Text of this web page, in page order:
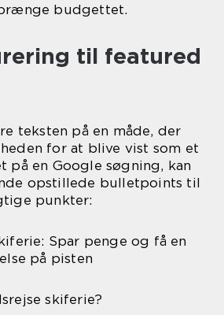
budgettet.
til featured
teksten på en måde, der
for at blive vist som et
på en Google søgning, kan
opstillede bulletpoints til
punkter:
Spar penge og få en
på pisten
skiferie?